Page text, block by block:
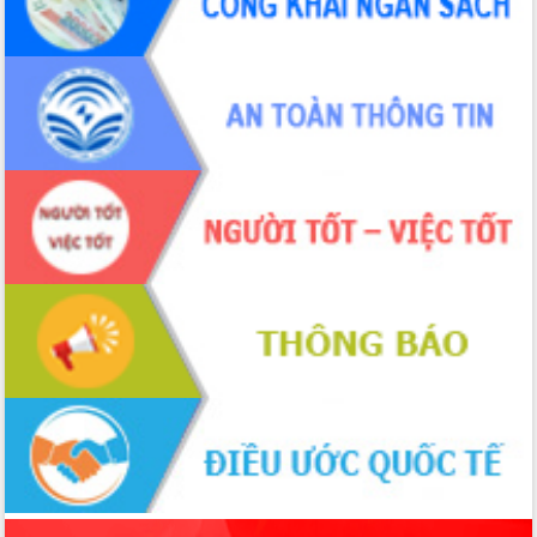
món ăn từ sầu riêng
Đắk Lắk công bố Quy hoạch và xúc
tiến đầu tư tỉnh
Ngành cá ngừ Đắk Lắk chủ động thích
ứng để giữ vững thị trường xuất khẩu
Diễn đàn Kinh tế tư nhân Việt Nam đột
phá cơ chế - Hợp tác công tư
Đề án 06 tạo bước ngoặt đột phá trong
cải cách hành chính tỉnh Đắk Lắk
Kết nối tour, đẩy mạnh chuyển đổi số
để phát triển du lịch Đắk Lắk
Khởi động Dự án Đầu tư xây dựng hạ
tầng kỹ thuật Cụm công nghiệp Tân
Tiến
Gặp mặt các cơ quan báo chí nhân Kỷ
niệm 101 năm Ngày Báo chí Cách
mạng Việt Nam
Đắk Lắk sơ kết 4 năm triển khai thực
hiện Đề án 06 của Chính phủ
Họp báo thông tin về Hội nghị Công bố